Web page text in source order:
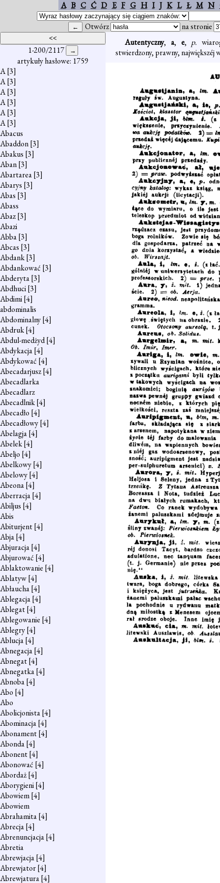
A B C Ć D E F G H I J K L Ł M N
Otwórz na stronie
1-200/2117
artykuły hasłowe: 1759
A[3]
A[3]
A[3]
A[3]
A[3]
A[3]
Abacus
Abaddon[3]
Abakus [3]
Aban[3]
Abartarea[3]
Abarys [3]
Abas [3]
Abass
Abaz[3]
Abazi
Abba[3]
Abcas [3]
Abdank[3]
Abdankować [3]
Abderyta[3]
Abdhuci[3]
Abdimi[4]
abdominalis
Abdominalny[4]
Abdruk[4]
Abdul-medżyd[4]
Abdykacja[4]
Abdykować [4]
Abecadarjusz[4]
Abecadlarka
Abecadlarz
Abecadlnik[4]
Abecadło [4]
Abecadłowy[4]
Abelagja[4]
Abelek[4]
Abeljo [4]
Abelkowy[4]
Abelowy[4]
Abeona[4]
Aberracja[4]
Abiljus [4]
Abis
Abiturjent[4]
Abja[4]
Abjuracja[4]
Abjurować [4]
Ablaktowanie [4]
Ablatyw[4]
Abłaucha[4]
Ablegacja[4]
Ablegat[4]
Ablegowanie [4]
Ablegry[4]
Ablucja[4]
Abnegacja[4]
Abnegat[4]
Abnegatka[4]
Abnoba[4]
Abo [4]
Abo
Abolicjonista[4]
Abominacja[4]
Abonament[4]
Abonda[4]
Abonent[4]
Abonować [4]
Abordaż[4]
Aborygieni[4]
Abowiem[4]
Abowiem
Abrahamita[4]
Abrecja[4]
Abrenuncjacja[4]
Abretia
Abrewjacja[4]
Abrewjator[4]
Abrewjatura[4]
Autentyczny, a, e, p.
stwierdzony, prawny, największéj